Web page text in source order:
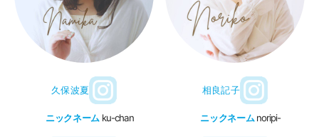
久保波夏
ニックネーム ku-chan
相良記子
ニックネーム noripi-